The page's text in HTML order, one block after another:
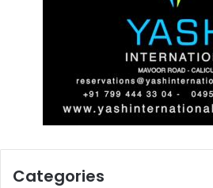
Categories